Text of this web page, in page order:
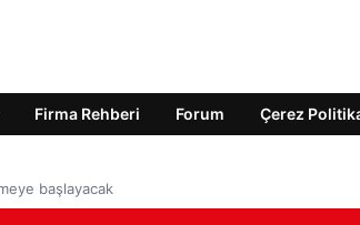
Firma Rehberi Forum Çerez
başlayacak